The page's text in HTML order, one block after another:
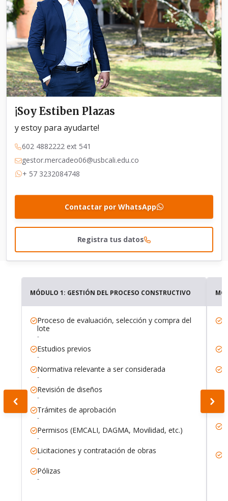
¡Soy Estiben Plazas
y estoy para ayudarte!
602 4882222 ext 541
gestor.mercadeo06@usbcali.edu.co
+ 57 3232084748
Contactar por WhatsApp
Registra tus datos
MÓDULO 1: GESTIÓN DEL PROCESO CONSTRUCTIVO
Proceso de evaluación, selección y compra del
lote
-
Estudios previos
-
Normativa relevante a ser considerada
-
Revisión de diseños
-
Trámites de aprobación
-
Permisos (EMCALI, DAGMA, Movilidad, etc.)
-
Licitaciones y contratación de obras
-
Pólizas
-
-